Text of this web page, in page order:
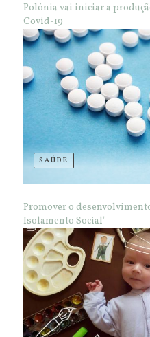
Polónia vai iniciar a
Covid-19
SAÚDE
Promover o
Isolamento Social"